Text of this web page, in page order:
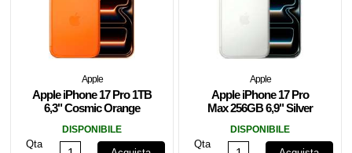
Apple
Apple iPhone 17 Pro 1TB
6,3" Cosmic Orange
DISPONIBILE
Qta
Apple
Apple iPhone 17 Pro
Max 256GB 6,9" Silver
DISPONIBILE
Qta